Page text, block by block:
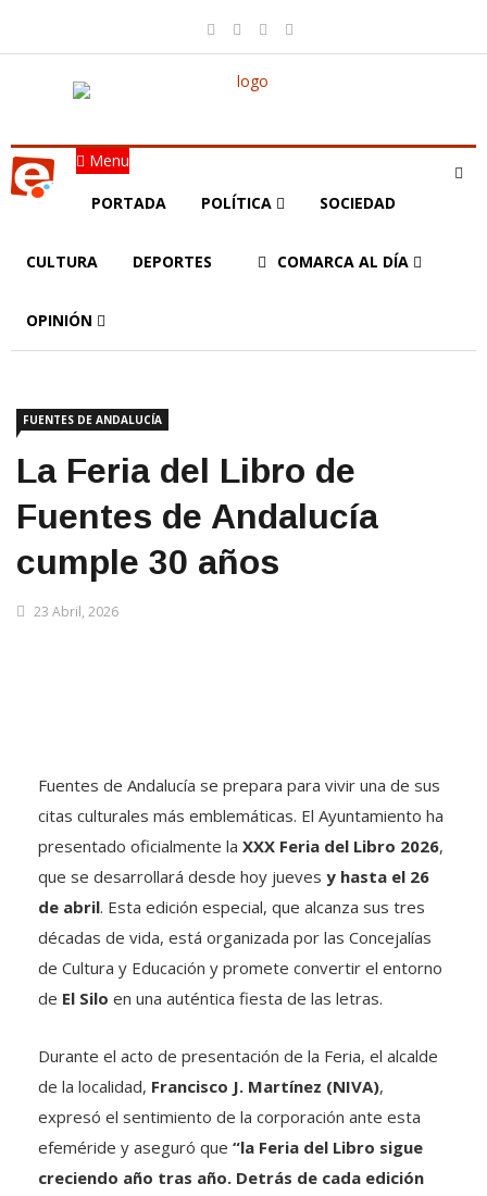
Menu
PORTADA POLÍTICA SOCIEDAD
CULTURA DEPORTES COMARCA AL DÍA
OPINIÓN
FUENTES DE ANDALUCÍA
La Feria del Libro de
Fuentes de Andalucía
cumple 30 años
23 Abril, 2026
Fuentes de Andalucía se prepara para vivir una de sus
citas culturales más emblemáticas. El Ayuntamiento ha
presentado oficialmente la XXX Feria del Libro 2026,
que se desarrollará desde hoy jueves y hasta el 26
de abril. Esta edición especial, que alcanza sus tres
décadas de vida, está organizada por las Concejalías
de Cultura y Educación y promete convertir el entorno
de El Silo en una auténtica fiesta de las letras.
Durante el acto de presentación de la Feria, el alcalde
de la localidad, Francisco J. Martínez (NIVA),
expresó el sentimiento de la corporación ante esta
efeméride y aseguró que “la Feria del Libro sigue
creciendo año tras año. Detrás de cada edición